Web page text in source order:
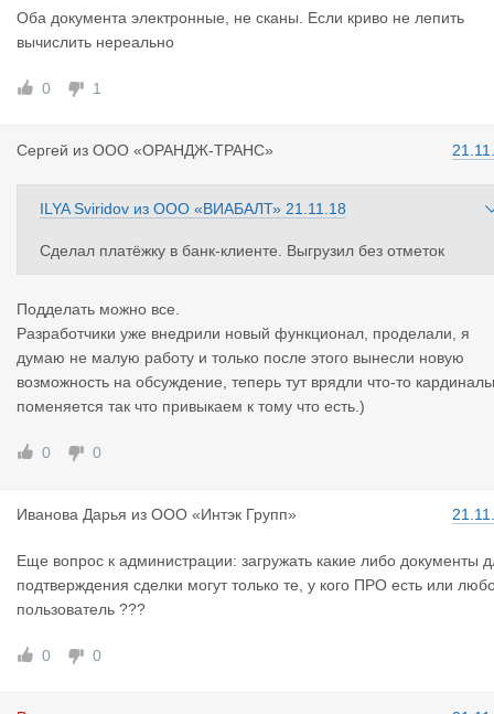
Оба документа электронные, не сканы. Если криво не лепить
вычислить нереально
0 1
Сергей из ООО «ОРАНДЖ-ТРАНС»
ILYA Sviridov из ООО «ВИАБАЛТ» 21.11.18
Сделал платёжку в банк-клиенте. Выгрузил без отметок
сания, печать. Перенес на подделку
Оба документа электронные, не сканы. Если криво не лепить
ычислить нереально
Подделать можно все.
Разработчики уже внедрили новый функционал, проделали, я
думаю не малую работу и только после этого вынесли новую
возможность на обсуждение, теперь тут врядли что-то
поменяется так что привыкаем к тому что есть.)
0 0
Иванова Дарья из ООО «Интэк Групп»
Еще вопрос к администрации: загружать какие либо документы
подтверждения сделки могут только те, у кого ПРО есть или
пользователь ???
0 0